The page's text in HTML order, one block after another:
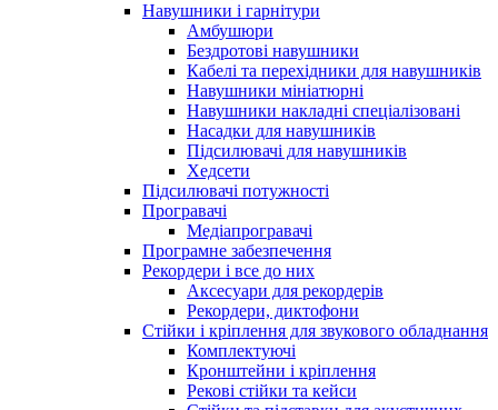
Навушники і гарнітури
Амбушюри
Бездротові навушники
Кабелі та перехідники для навушників
Навушники мініатюрні
Навушники накладні спеціалізовані
Насадки для навушників
Підсилювачі для навушників
Хедсети
Підсилювачі потужності
Програвачі
Медіапрогравачі
Програмне забезпечення
Рекордери і все до них
Аксесуари для рекордерів
Рекордери, диктофони
Стійки і кріплення для звукового обладнання
Комплектуючі
Кронштейни і кріплення
Рекові стійки та кейси